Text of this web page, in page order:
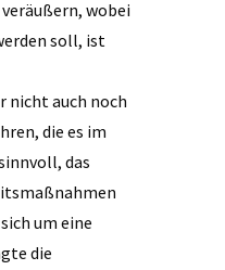
wobei
soll, ist
nicht auch noch
die es im
das
um eine
die